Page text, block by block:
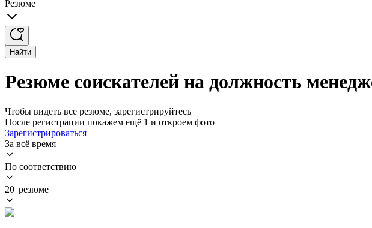
Резюме
Найти
Резюме соискателей на должность
Чтобы видеть все резюме, зарегистрируйтесь
После регистрации покажем ещё 1 и откроем фото
Зарегистрироваться
За всё время
По соответствию
20 резюме